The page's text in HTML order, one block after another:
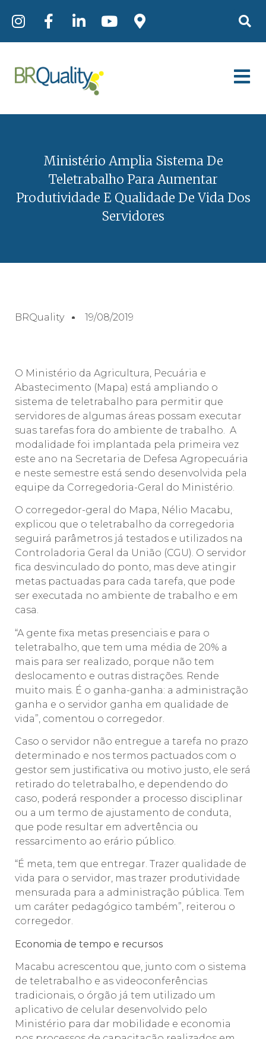
Ministério Amplia Sistema De
Teletrabalho Para Aumentar
Produtividade E Qualidade De Vida Dos
Servidores
BRQuality 19/08/2019
O Ministério da Agricultura, Pecuária e
Abastecimento (Mapa) está ampliando o
sistema de teletrabalho para permitir que
servidores de algumas áreas possam executar
suas tarefas fora do ambiente de trabalho. A
modalidade foi implantada pela primeira vez
este ano na Secretaria de Defesa Agropecuária
e neste semestre está sendo desenvolvida pela
equipe da Corregedoria-Geral do Ministério.
O corregedor-geral do Mapa, Nélio Macabu,
explicou que o teletrabalho da corregedoria
seguirá parâmetros já testados e utilizados na
Controladoria Geral da União (CGU). O servidor
fica desvinculado do ponto, mas deve atingir
metas pactuadas para cada tarefa, que pode
ser executada no ambiente de trabalho e em
casa.
“A gente fixa metas presenciais e para o
teletrabalho, que tem uma média de 20% a
mais para ser realizado, porque não tem
deslocamento e outras distrações. Rende
muito mais. É o ganha-ganha: a administração
ganha e o servidor ganha em qualidade de
vida”, comentou o corregedor.
Caso o servidor não entregue a tarefa no prazo
determinado e nos termos pactuados com o
gestor sem justificativa ou motivo justo, ele será
retirado do teletrabalho, e dependendo do
caso, poderá responder a processo disciplinar
ou a um termo de ajustamento de conduta,
que pode resultar em advertência ou
ressarcimento ao erário público.
“É meta, tem que entregar. Trazer qualidade de
vida para o servidor, mas trazer produtividade
mensurada para a administração pública. Tem
um caráter pedagógico também”, reiterou o
corregedor.
Economia de tempo e recursos
Macabu acrescentou que, junto com o sistema
de teletrabalho e as videoconferências
tradicionais, o órgão já tem utilizado um
aplicativo de celular desenvolvido pelo
Ministério para dar mobilidade e economia